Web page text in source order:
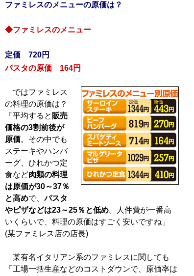
ファミレスのメニューの原価は？
◆ファミレスのメニュー
定価 720円
パスタの原価 164円
ではファミレス
の料理の原価は？
「平均すると 販売
価格の3割前後が
原価。その中でも
ステーキやハンバ
ーグ、ひれかつ定
食など肉類の料理
は原価が30～37％
と高めで、パスタ
やピザなどは23～25％と低め。人件費が一番高
いくらいで、料理の原価はすごく安いですね」
(某ファミレス店の店長)
某有名イタリアン系のファミレスに関しても
「工場一括生産などのコストダウンで、原価率は